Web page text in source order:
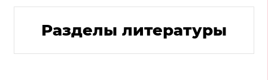
Разделы литературы